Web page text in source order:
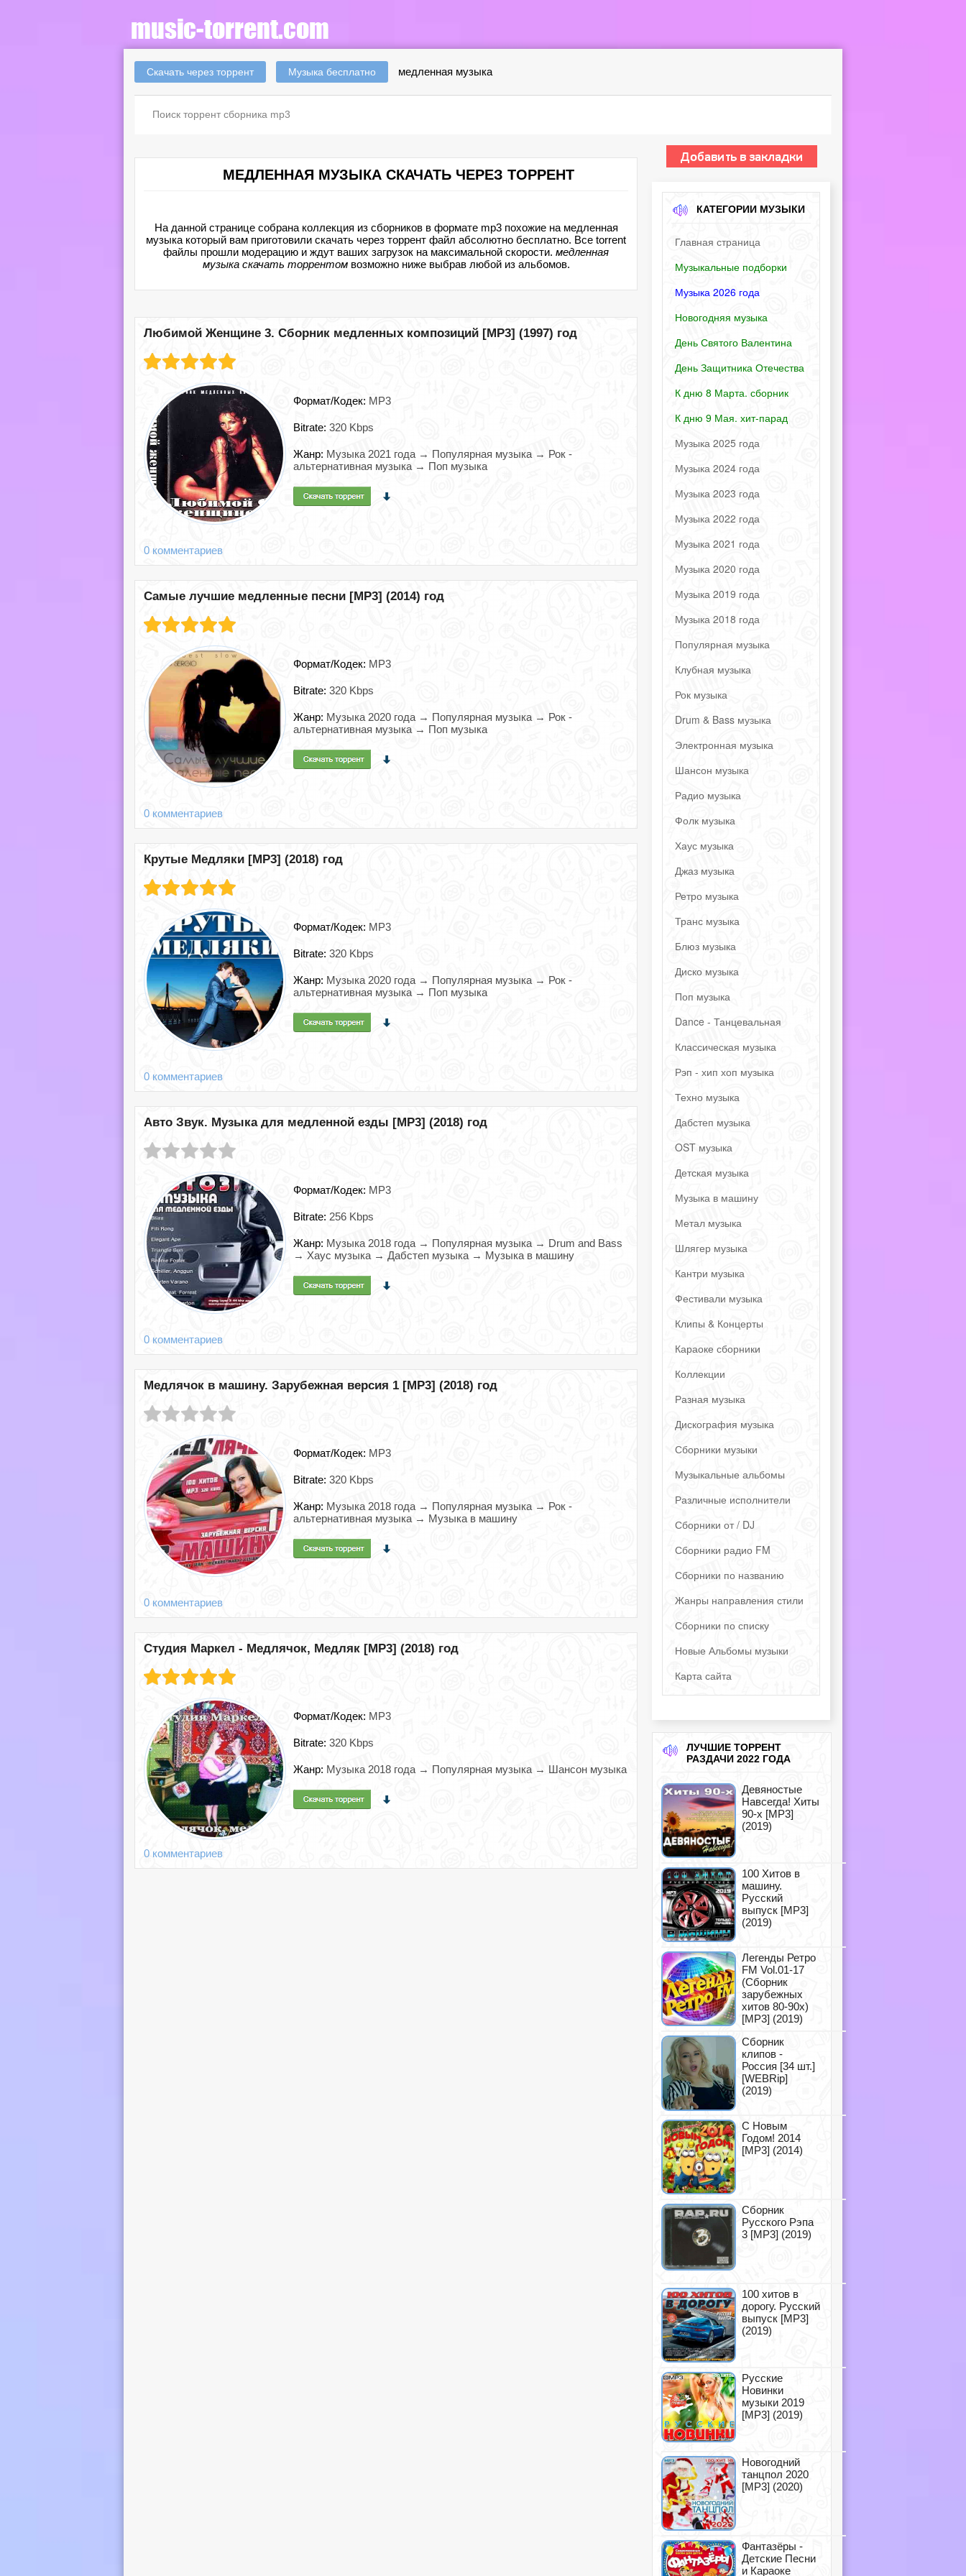
Скачать через торрент Музыка бесплатно медленная музыка
МЕДЛЕННАЯ МУЗЫКА СКАЧАТЬ ЧЕРЕЗ ТОРРЕНТ
На данной странице собрана коллекция из сборников в формате mp3 похожие на медленная
музыка который вам приготовили скачать через торрент файл абсолютно бесплатно. Все torrent
файлы прошли модерацию и ждут ваших загрузок на максимальной скорости. медленная
музыка скачать торрентомвозможно ниже выбрав любой из альбомов.
Любимой Женщине 3. Сборник медленных композиций [MP3] (1997) год
Формат/Кодек: MP3
Bitrate: 320 Kbps
Жанр: Музыка 2021 года → Популярная музыка → Рок -
альтернативная музыка → Поп музыка
0 комментариев
Самые лучшие медленные песни [MP3] (2014) год
Формат/Кодек: MP3
Bitrate: 320 Kbps
Жанр: Музыка 2020 года → Популярная музыка → Рок -
альтернативная музыка → Поп музыка
0 комментариев
Крутые Медляки [MP3] (2018) год
Формат/Кодек: MP3
Bitrate: 320 Kbps
Жанр: Музыка 2020 года → Популярная музыка → Рок -
альтернативная музыка → Поп музыка
0 комментариев
Авто Звук. Музыка для медленной езды [MP3] (2018) год
Формат/Кодек: MP3
Bitrate: 256 Kbps
Жанр: Музыка 2018 года → Популярная музыка → Drum and Bass
→ Хаус музыка → Дабстеп музыка → Музыка в машину
0 комментариев
Медлячок в машину. Зарубежная версия 1 [MP3] (2018) год
Формат/Кодек: MP3
Bitrate: 320 Kbps
Жанр: Музыка 2018 года → Популярная музыка → Рок -
альтернативная музыка → Музыка в машину
0 комментариев
Студия Маркел - Медлячок, Медляк [MP3] (2018) год
Формат/Кодек: MP3
Bitrate: 320 Kbps
Жанр: Музыка 2018 года → Популярная музыка → Шансон музыка
0 комментариев
КАТЕГОРИИ МУЗЫКИ
Главная страница
Музыкальные подборки
Музыка 2026 года
Новогодняя музыка
День Святого Валентина
День Защитника Отечества
К дню 8 Марта. сборник
К дню 9 Мая. хит-парад
Музыка 2025 года
Музыка 2024 года
Музыка 2023 года
Музыка 2022 года
Музыка 2021 года
Музыка 2020 года
Музыка 2019 года
Музыка 2018 года
Популярная музыка
Клубная музыка
Рок музыка
Drum & Bass музыка
Электронная музыка
Шансон музыка
Радио музыка
Фолк музыка
Хаус музыка
Джаз музыка
Ретро музыка
Транс музыка
Блюз музыка
Диско музыка
Поп музыка
Dance - Танцевальная
Классическая музыка
Рэп - хип хоп музыка
Техно музыка
Дабстеп музыка
OST музыка
Детская музыка
Музыка в машину
Метал музыка
Шлягер музыка
Кантри музыка
Фестивали музыка
Клипы & Концерты
Караоке сборники
Коллекции
Разная музыка
Дискография музыка
Сборники музыки
Музыкальные альбомы
Различные исполнители
Сборники от / DJ
Сборники радио FM
Сборники по названию
Жанры направления стили
Сборники по списку
Новые Альбомы музыки
Карта сайта
ЛУЧШИЕ ТОРРЕНТ
РАЗДАЧИ 2022 ГОДА
Девяностые
Навсегда! Хиты
90-х [MP3]
(2019)
100 Хитов в
машину.
Русский
выпуск [MP3]
(2019)
Легенды Ретро
FM Vol.01-17
(Сборник
зарубежных
хитов 80-90х)
[MP3] (2019)
Сборник
клипов -
Россия [34 шт.]
[WEBRip]
(2019)
С Новым
Годом! 2014
[MP3] (2014)
Сборник
Русского Рэпа
3 [MP3] (2019)
100 хитов в
дорогу. Русский
выпуск [MP3]
(2019)
Русские
Новинки
музыки 2019
[MP3] (2019)
Новогодний
танцпол 2020
[MP3] (2020)
Фантазёры -
Детские Песни
и Караоке